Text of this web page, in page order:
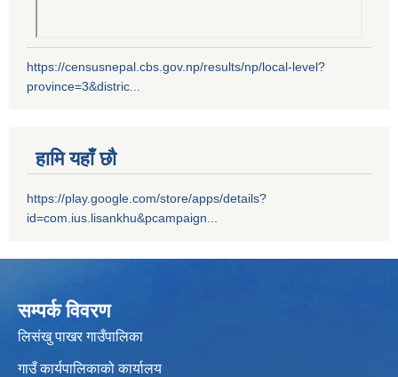
https://censusnepal.cbs.gov.np/results/np/local-level?
province=3&distric...
हामि यहाँ छौ
https://play.google.com/store/apps/details?
id=com.ius.lisankhu&pcampaign...
सम्पर्क विवरण
लिसंखु पाखर गाउँपालिका
गाउँ कार्यपालिकाको कार्यालय